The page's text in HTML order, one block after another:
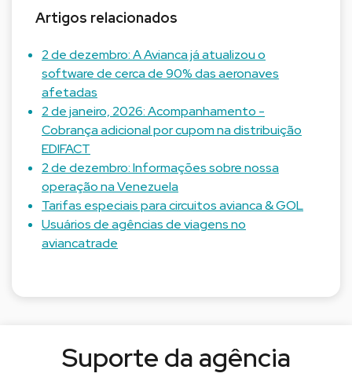
Artigos relacionados
2 de dezembro: A Avianca já atualizou o
software de cerca de 90% das aeronaves
afetadas
2 de janeiro, 2026: Acompanhamento -
Cobrança adicional por cupom na distribuição
EDIFACT
2 de dezembro: Informações sobre nossa
operação na Venezuela
Tarifas especiais para circuitos avianca & GOL
Usuários de agências de viagens no
aviancatrade
Suporte da agência